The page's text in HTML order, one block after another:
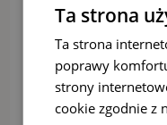
Szerokość zamykanej
36,4 cm
Wysokość otwartej półki
29 cm
Wysokość zamykanej
Ta strona
Ta strona
poprawy
strony
cookie zgodnie z